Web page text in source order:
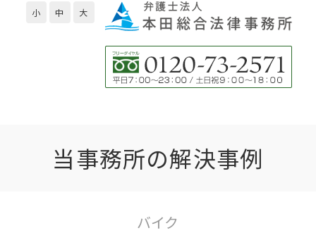
小 中 大
当事務所の解決事例
バイク